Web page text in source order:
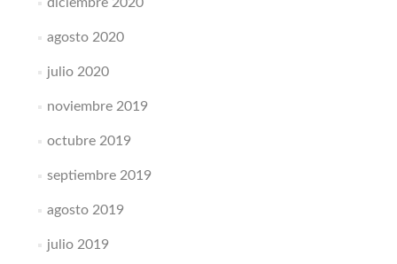
agosto 2020
julio 2020
noviembre 2019
octubre 2019
septiembre 2019
agosto 2019
julio 2019